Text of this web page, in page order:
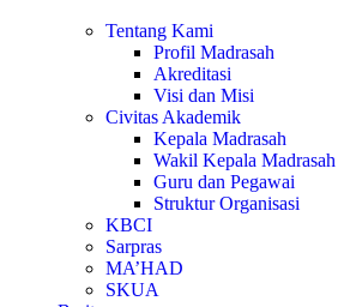
Tentang Kami
Profil Madrasah
Akreditasi
Visi dan Misi
Civitas Akademik
Kepala Madrasah
Wakil Kepala Madrasah
Guru dan Pegawai
Struktur Organisasi
KBCI
Sarpras
MA’HAD
SKUA